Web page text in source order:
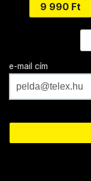
9 990 Ft
e-mail cím